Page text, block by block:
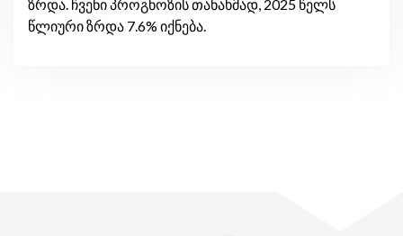
ზრდა. ჩვენი პროგნოზის თანახმად, 2025 წელს
წლიური ზრდა 7.6% იქნება.